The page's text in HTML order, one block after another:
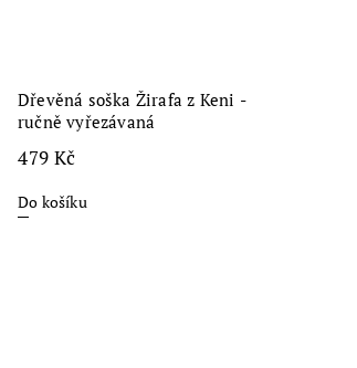
Dřevěná soška Žirafa z Keni -
ručně vyřezávaná
479 Kč
Do košíku